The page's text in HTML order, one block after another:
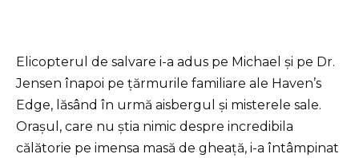
Elicopterul de salvare i-a adus pe Michael și pe Dr.
Jensen înapoi pe țărmurile familiare ale Haven’s
Edge, lăsând în urmă aisbergul și misterele sale.
Orașul, care nu știa nimic despre incredibila
călătorie pe imensa masă de gheață, i-a întâmpinat